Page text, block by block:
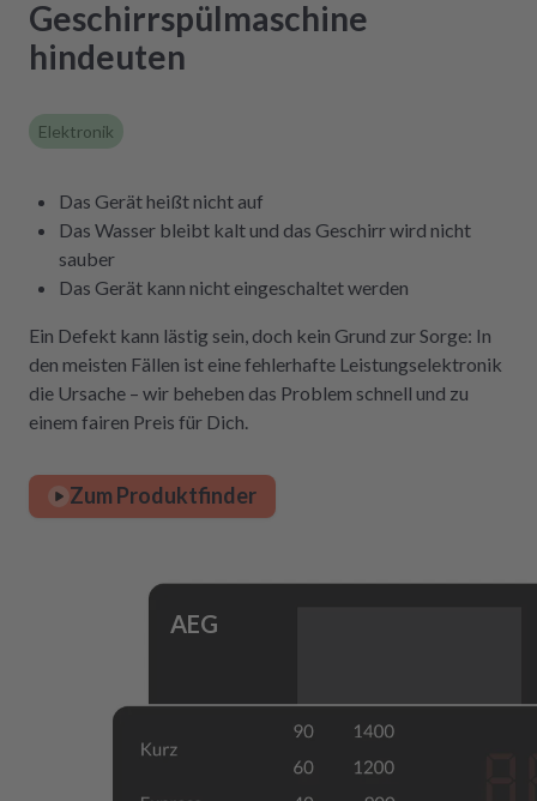
Geschirrspülmaschine
hindeuten
Elektronik
Das Gerät heißt nicht auf
Das Wasser bleibt kalt und das Geschirr wird nicht
sauber
Das Gerät kann nicht eingeschaltet werden
Ein Defekt kann lästig sein, doch kein Grund zur Sorge: In
den meisten Fällen ist eine fehlerhafte Leistungselektronik
die Ursache – wir beheben das Problem schnell und zu
einem fairen Preis für Dich.
Zum Produktfinder
AEG